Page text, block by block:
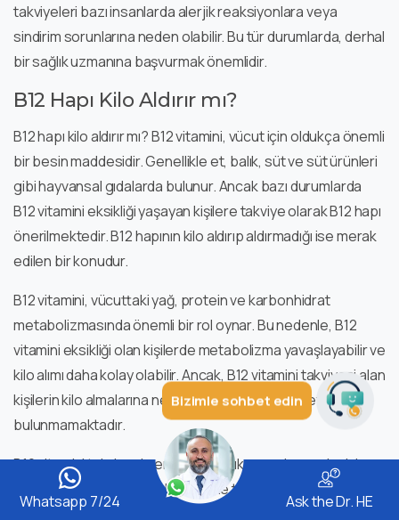
Whatsapp 7/24 Ask the Dr. HE
takviyeleri bazı insanlarda alerjik reaksiyonlara veya
sindirim sorunlarına neden olabilir. Bu tür durumlarda, derhal
bir sağlık uzmanına başvurmak önemlidir.
B12 Hapı Kilo Aldırır mı?
B12 hapı kilo aldırır mı? B12 vitamini, vücut için oldukça önemli
bir besin maddesidir. Genellikle et, balık, süt ve süt ürünleri
gibi hayvansal gıdalarda bulunur. Ancak bazı durumlarda
B12 vitamini eksikliği yaşayan kişilere takviye olarak B12 hapı
önerilmektedir. B12 hapının kilo aldırıp aldırmadığı ise merak
edilen bir konudur.
B12 vitamini, vücuttaki yağ, protein ve karbonhidrat
metabolizmasında önemli bir rol oynar. Bu nedenle, B12
vitamini eksikliği olan kişilerde metabolizma yavaşlayabilir ve
kilo alımı daha kolay olabilir. Ancak, B12 vitamini takviyesi alan
kişilerin kilo almalarına neden olan doğrudan bir etkisi
bulunmamaktadır.
B12 vitamini takviyesi genellikle sağlık sorunları nedeniyle
veya vejetaryen/vegan beslenme tarzı tercih eden
kişilerde kullanılır. Bu durumlarda, vücuttaki B12 vitamini
Bizimle sohbet edin
Dr HE Asistan
Hizmetlerimiz hakkında sorabilirsiniz